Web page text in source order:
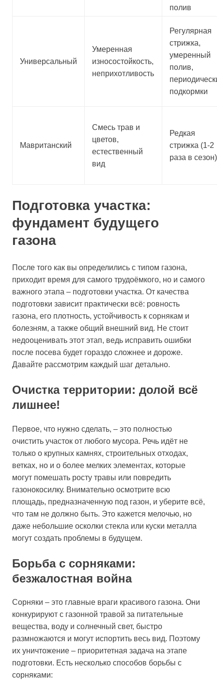
полив
Универсальный
Умеренная
износостойкость,
неприхотливость
Регулярная
стрижка,
умеренный
полив,
подкормки
Мавританский
Смесь трав и
цветов,
естественный
вид
Редкая
стрижка (1-2
раза в сезон)
Подготовка участка:
фундамент будущего
газона
После того как вы определились с типом газона,
приходит время для самого трудоёмкого, но и самого
важного этапа – подготовки участка. От качества
подготовки зависит практически всё: ровность
газона, его плотность, устойчивость к сорнякам и
болезням, а также общий внешний вид. Не стоит
недооценивать этот этап, ведь исправить ошибки
после посева будет гораздо сложнее и дороже.
Давайте рассмотрим каждый шаг детально.
Очистка территории: долой всё
лишнее!
Первое, что нужно сделать, – это полностью
очистить участок от любого мусора. Речь идёт не
только о крупных камнях, строительных отходах,
ветках, но и о более мелких элементах, которые
могут помешать росту травы или повредить
газонокосилку. Внимательно осмотрите всю
площадь, предназначенную под газон, и уберите всё,
что там не должно быть. Это кажется мелочью, но
даже небольшие осколки стекла или куски металла
могут создать проблемы в будущем.
Борьба с сорняками:
безжалостная война
Сорняки – это главные враги красивого газона. Они
конкурируют с газонной травой за питательные
вещества, воду и солнечный свет, быстро
размножаются и могут испортить весь вид. Поэтому
их уничтожение – приоритетная задача на этапе
подготовки. Есть несколько способов борьбы с
сорняками: